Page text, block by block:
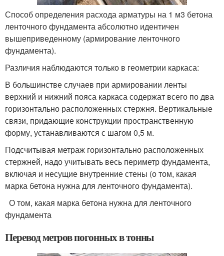
Способ определения расхода арматуры на 1 м3 бетона
ленточного фундамента абсолютно идентичен
вышеприведенному (армирование ленточного
фундамента).
Различия наблюдаются только в геометрии каркаса:
В большинстве случаев при армировании ленты
верхний и нижний пояса каркаса содержат всего по два
горизонтально расположенных стержня. Вертикальные
связи, придающие конструкции пространственную
форму, устанавливаются с шагом 0,5 м.
Подсчитывая метраж горизонтально расположенных
стержней, надо учитывать весь периметр фундамента,
включая и несущие внутренние стены (о том, какая
марка бетона нужна для ленточного фундамента).
О том, какая марка бетона нужна для ленточного
фундамента
Перевод метров погонных в тонны